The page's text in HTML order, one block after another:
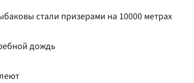
стали призерами на 10000 метрах
дождь